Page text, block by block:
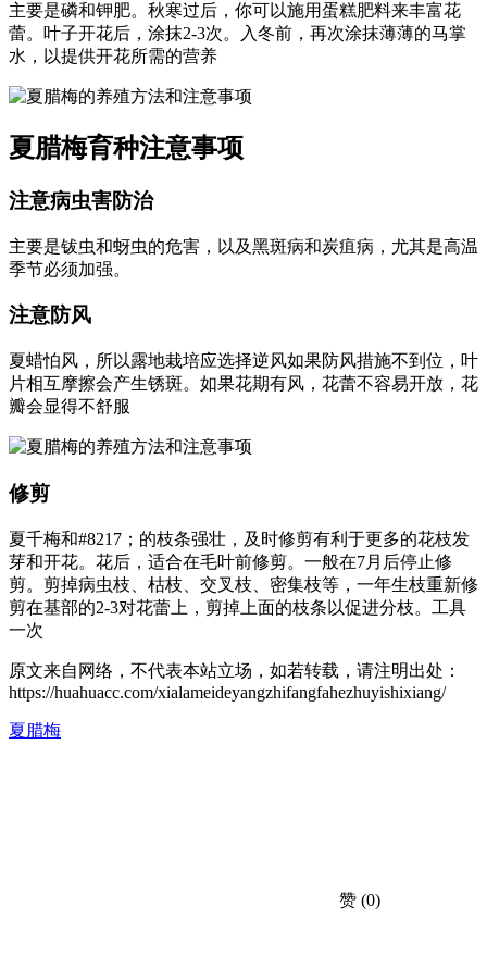
主要是磷和钾肥。秋寒过后，你可以施用蛋糕肥料来丰富花
蕾。叶子开花后，涂抹2-3次。入冬前，再次涂抹薄薄的马掌
水，以提供开花所需的营养
夏腊梅育种注意事项
注意病虫害防治
主要是钹虫和蚜虫的危害，以及黑斑病和炭疽病，尤其是高温
季节必须加强。
注意防风
夏蜡怕风，所以露地栽培应选择逆风如果防风措施不到位，叶
片相互摩擦会产生锈斑。如果花期有风，花蕾不容易开放，花
瓣会显得不舒服
修剪
夏千梅和#8217；的枝条强壮，及时修剪有利于更多的花枝发
芽和开花。花后，适合在毛叶前修剪。一般在7月后停止修
剪。剪掉病虫枝、枯枝、交叉枝、密集枝等，一年生枝重新修
剪在基部的2-3对花蕾上，剪掉上面的枝条以促进分枝。工具
一次
原文来自网络，不代表本站立场，如若转载，请注明出处：
https://huahuacc.com/xialameideyangzhifangfahezhuyishixiang/
夏腊梅
赞 (0)